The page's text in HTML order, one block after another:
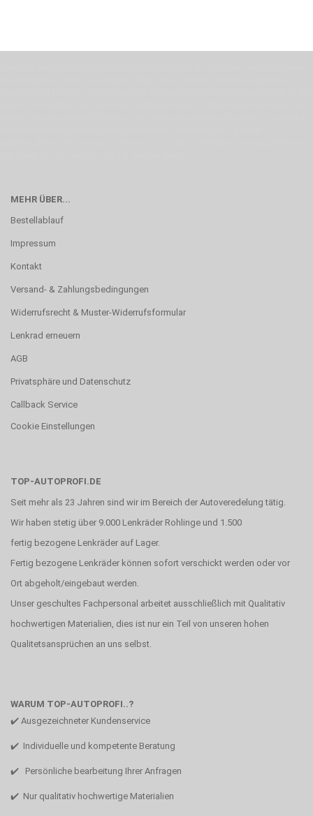
MEHR ÜBER...
Bestellablauf
Impressum
Kontakt
Versand- & Zahlungsbedingungen
Widerrufsrecht & Muster-Widerrufsformular
Lenkrad erneuern
AGB
Privatsphäre und Datenschutz
Callback Service
Cookie Einstellungen
TOP-AUTOPROFI.DE
Seit mehr als 23 Jahren sind wir im Bereich der Autoveredelung tätig.
Wir haben stetig über 9.000 Lenkräder Rohlinge und 1.500
fertig bezogene Lenkräder auf Lager.
Fertig bezogene Lenkräder können sofort verschickt werden oder vor
Ort abgeholt/eingebaut werden.
Unser geschultes Fachpersonal arbeitet ausschließlich mit Qualitativ
hochwertigen Materialien, dies ist nur ein Teil von unseren hohen
Qualitetsansprüchen an uns selbst.
WARUM TOP-AUTOPROFI..?
✔️ Ausgezeichneter Kundenservice
✔️ Individuelle und kompetente Beratung
✔️ Persönliche bearbeitung Ihrer Anfragen
✔️ Nur qualitativ hochwertige Materialien